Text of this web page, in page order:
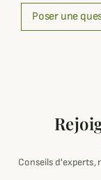
Poser une
Conseils d'experts,